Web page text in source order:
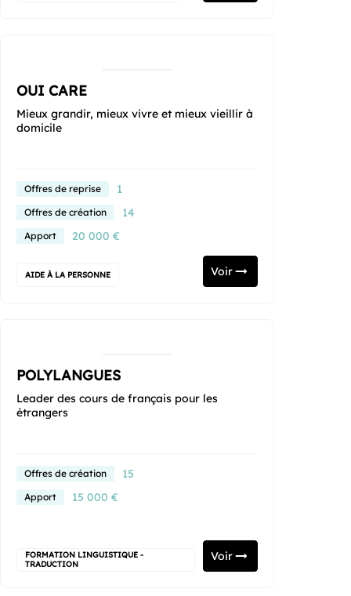
OUI CARE
Mieux grandir, mieux vivre et mieux vieillir à
domicile
Offres de reprise 1
Offres de création 14
Apport 20 000 €
AIDE À LA PERSONNE Voir
POLYLANGUES
Leader des cours de français pour les
étrangers
Offres de création 15
Apport 15 000 €
FORMATION LINGUISTIQUE -
TRADUCTION
Voir